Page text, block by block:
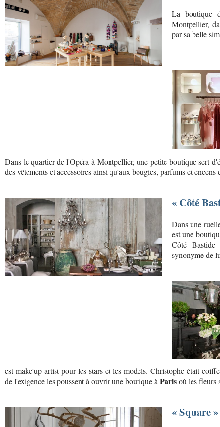
La boutique
Montpellier,
par sa belle
Dans le quartier de l'Opéra à Montpellier, une petite boutique sert
des vêtements et accessoires ainsi qu'aux bougies, parfums et
« Côté
Dans une
est une
Côté
synonyme de
est make'up artist pour les stars et les models. Christophe était
de l'exigence les poussent à ouvrir une boutique à Parisoù les fleurs
« Square »